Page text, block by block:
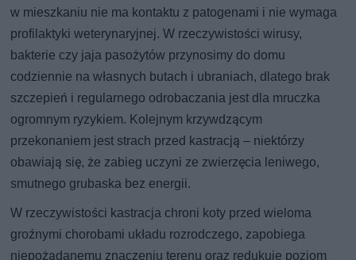
w mieszkaniu nie ma kontaktu z patogenami i nie wymaga
profilaktyki weterynaryjnej. W rzeczywistości wirusy,
bakterie czy jaja pasożytów przynosimy do domu
codziennie na własnych butach i ubraniach, dlatego brak
szczepień i regularnego odrobaczania jest dla mruczka
ogromnym ryzykiem. Kolejnym krzywdzącym
przekonaniem jest strach przed kastracją – niektórzy
obawiają się, że zabieg uczyni ze zwierzęcia leniwego,
smutnego grubaska bez energii.
W rzeczywistości kastracja chroni koty przed wieloma
groźnymi chorobami układu rozrodczego, zapobiega
niepożądanemu znaczeniu terenu oraz redukuje poziom